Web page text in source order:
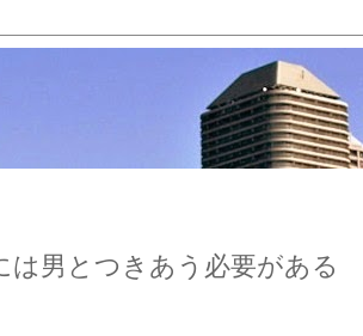
男とつきあう必要がある